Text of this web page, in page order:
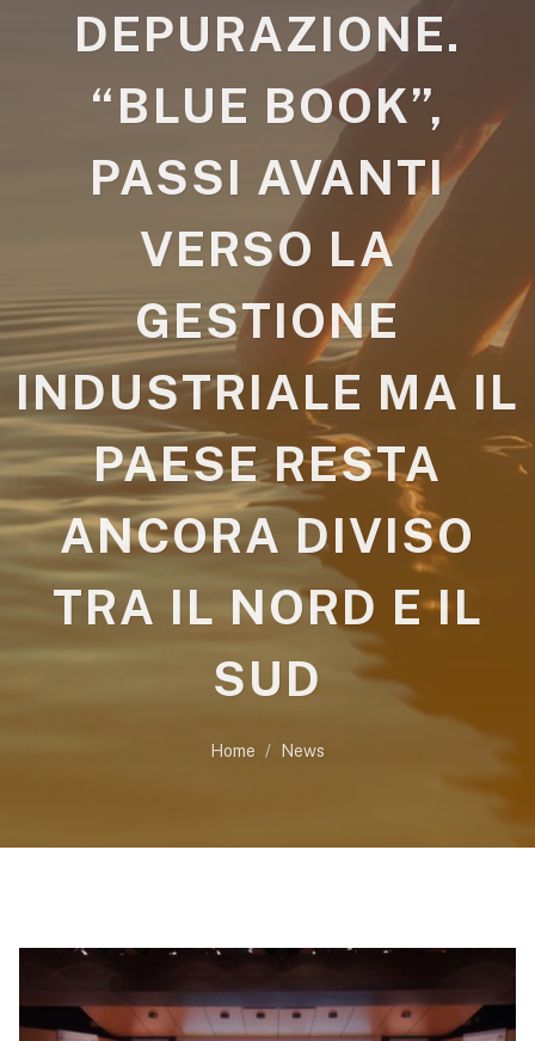
DEPURAZIONE.
“BLUE BOOK”,
PASSI AVANTI
VERSO LA
GESTIONE
INDUSTRIALE MA IL
PAESE RESTA
ANCORA DIVISO
TRA IL NORD E IL
SUD
Home News